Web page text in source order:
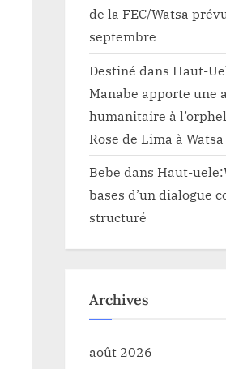
de la FEC/Watsa
septembre
Destiné dans Haut-
Manabe apporte une
humanitaire à
Rose de Lima à Watsa
Bebe dans Haut-
bases d’un dialogue
structuré
Archives
août 2026